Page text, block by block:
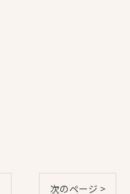
次のページ >